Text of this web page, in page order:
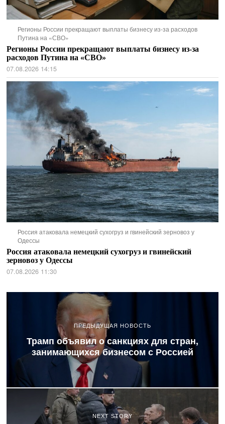
Регионы России прекращают выплаты бизнесу из-за расходов
Путина на «СВО»
Регионы России прекращают выплаты бизнесу из-за
расходов Путина на «СВО»
07.08.2026 14:15
Россия атаковала немецкий сухогруз и гвинейский зерновоз у
Одессы
Россия атаковала немецкий сухогруз и гвинейский
зерновоз у Одессы
07.08.2026 11:30
ПРЕДЫДУЩАЯ НОВОСТЬ
Трамп объявил о санкциях для стран,
занимающихся бизнесом с Россией
NEXT STORY